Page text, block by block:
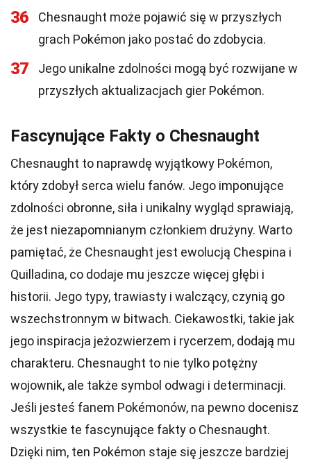
36
Chesnaught może pojawić się w przyszłych
grach Pokémon jako postać do zdobycia.
37
Jego unikalne zdolności mogą być rozwijane w
przyszłych aktualizacjach gier Pokémon.
Fascynujące Fakty o Chesnaught
Chesnaught to naprawdę wyjątkowy Pokémon,
który zdobył serca wielu fanów. Jego imponujące
zdolności obronne, siła i unikalny wygląd sprawiają,
że jest niezapomnianym członkiem drużyny. Warto
pamiętać, że Chesnaught jest ewolucją Chespina i
Quilladina, co dodaje mu jeszcze więcej głębi i
historii. Jego typy, trawiasty i walczący, czynią go
wszechstronnym w bitwach. Ciekawostki, takie jak
jego inspiracja jeżozwierzem i rycerzem, dodają mu
charakteru. Chesnaught to nie tylko potężny
wojownik, ale także symbol odwagi i determinacji.
Jeśli jesteś fanem Pokémonów, na pewno docenisz
wszystkie te fascynujące fakty o Chesnaught.
Dzięki nim, ten Pokémon staje się jeszcze bardziej